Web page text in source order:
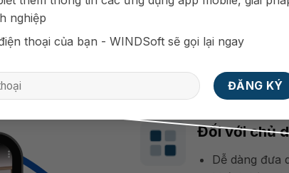
nghiệp
thoại của bạn - WINDSoft sẽ gọi lại ngay
Lợi ích
Đối với chủ
Dễ dàng đưa